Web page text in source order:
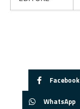
Facebook
WhatsApp